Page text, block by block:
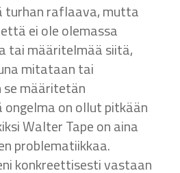
turhan raflaava, mutta
ei ole olemassa
tai määritelmää siitä,
mitataan tai
se määritetän
on ollut pitkään
Walter Tape on aina
problematiikkaa.
konkreettisesti vastaan